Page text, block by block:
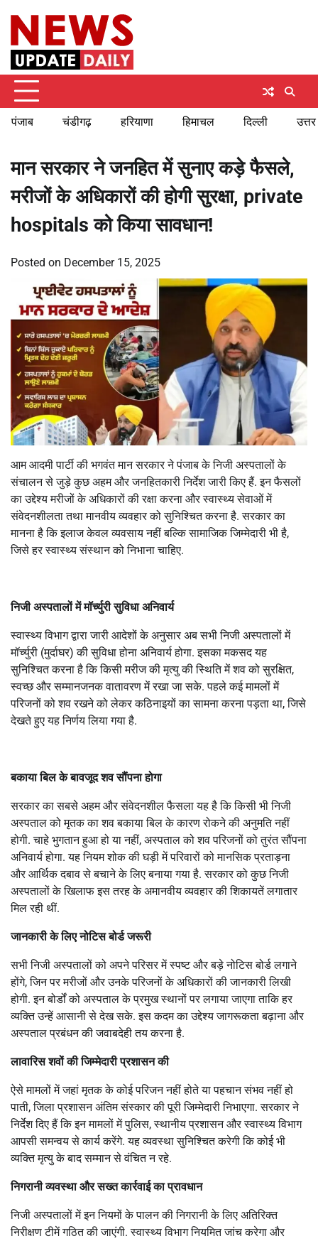
content
पंजाब चंडीगढ़ हरियाणा हिमाचल दिल्ली
मान सरकार ने जनहित में सुनाए कड़े फैसले,
मरीजों के अधिकारों की होगी सुरक्षा, private
hospitals को किया सावधान!
Posted on December 15, 2025
आम आदमी पार्टी की भगवंत मान सरकार ने पंजाब के निजी अस्पतालों के
संचालन से जुड़े कुछ अहम और जनहितकारी निर्देश जारी किए हैं. इन फैसलों
का उद्देश्य मरीजों के अधिकारों की रक्षा करना और स्वास्थ्य सेवाओं में
संवेदनशीलता तथा मानवीय व्यवहार को सुनिश्चित करना है. सरकार का
मानना है कि इलाज केवल व्यवसाय नहीं बल्कि सामाजिक जिम्मेदारी भी है,
जिसे हर स्वास्थ्य संस्थान को निभाना चाहिए.
निजी अस्पतालों में मॉर्च्युरी सुविधा अनिवार्य
स्वास्थ्य विभाग द्वारा जारी आदेशों के अनुसार अब सभी निजी अस्पतालों में
मॉर्च्युरी (मुर्दाघर) की सुविधा होना अनिवार्य होगा. इसका मकसद यह
सुनिश्चित करना है कि किसी मरीज की मृत्यु की स्थिति में शव को सुरक्षित,
स्वच्छ और सम्मानजनक वातावरण में रखा जा सके. पहले कई मामलों में
परिजनों को शव रखने को लेकर कठिनाइयों का सामना करना पड़ता था, जिसे
देखते हुए यह निर्णय लिया गया है.
बकाया बिल के बावजूद शव सौंपना होगा
सरकार का सबसे अहम और संवेदनशील फैसला यह है कि किसी भी निजी
अस्पताल को मृतक का शव बकाया बिल के कारण रोकने की अनुमति नहीं
होगी. चाहे भुगतान हुआ हो या नहीं, अस्पताल को शव परिजनों को तुरंत सौंपना
अनिवार्य होगा. यह नियम शोक की घड़ी में परिवारों को मानसिक प्रताड़ना
और आर्थिक दबाव से बचाने के लिए बनाया गया है. सरकार को कुछ निजी
अस्पतालों के खिलाफ इस तरह के अमानवीय व्यवहार की शिकायतें लगातार
मिल रही थीं.
जानकारी के लिए नोटिस बोर्ड जरूरी
सभी निजी अस्पतालों को अपने परिसर में स्पष्ट और बड़े नोटिस बोर्ड लगाने
होंगे, जिन पर मरीजों और उनके परिजनों के अधिकारों की जानकारी लिखी
होगी. इन बोर्डों को अस्पताल के प्रमुख स्थानों पर लगाया जाएगा ताकि हर
व्यक्ति उन्हें आसानी से देख सके. इस कदम का उद्देश्य जागरूकता बढ़ाना और
अस्पताल प्रबंधन की जवाबदेही तय करना है.
लावारिस शवों की जिम्मेदारी प्रशासन की
ऐसे मामलों में जहां मृतक के कोई परिजन नहीं होते या पहचान संभव नहीं हो
पाती, जिला प्रशासन अंतिम संस्कार की पूरी जिम्मेदारी निभाएगा. सरकार ने
निर्देश दिए हैं कि इन मामलों में पुलिस, स्थानीय प्रशासन और स्वास्थ्य विभाग
आपसी समन्वय से कार्य करेंगे. यह व्यवस्था सुनिश्चित करेगी कि कोई भी
व्यक्ति मृत्यु के बाद सम्मान से वंचित न रहे.
निगरानी व्यवस्था और सख्त कार्रवाई का प्रावधान
निजी अस्पतालों में इन नियमों के पालन की निगरानी के लिए अतिरिक्त
निरीक्षण टीमें गठित की जाएंगी. स्वास्थ्य विभाग नियमित जांच करेगा और